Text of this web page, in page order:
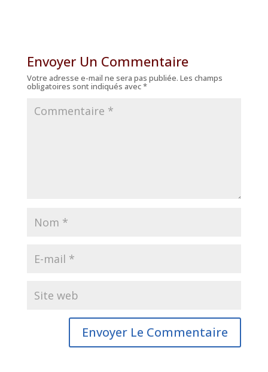
Envoyer Un Commentaire
Votre adresse e-mail ne sera pas publiée. Les champs
obligatoires sont indiqués avec*